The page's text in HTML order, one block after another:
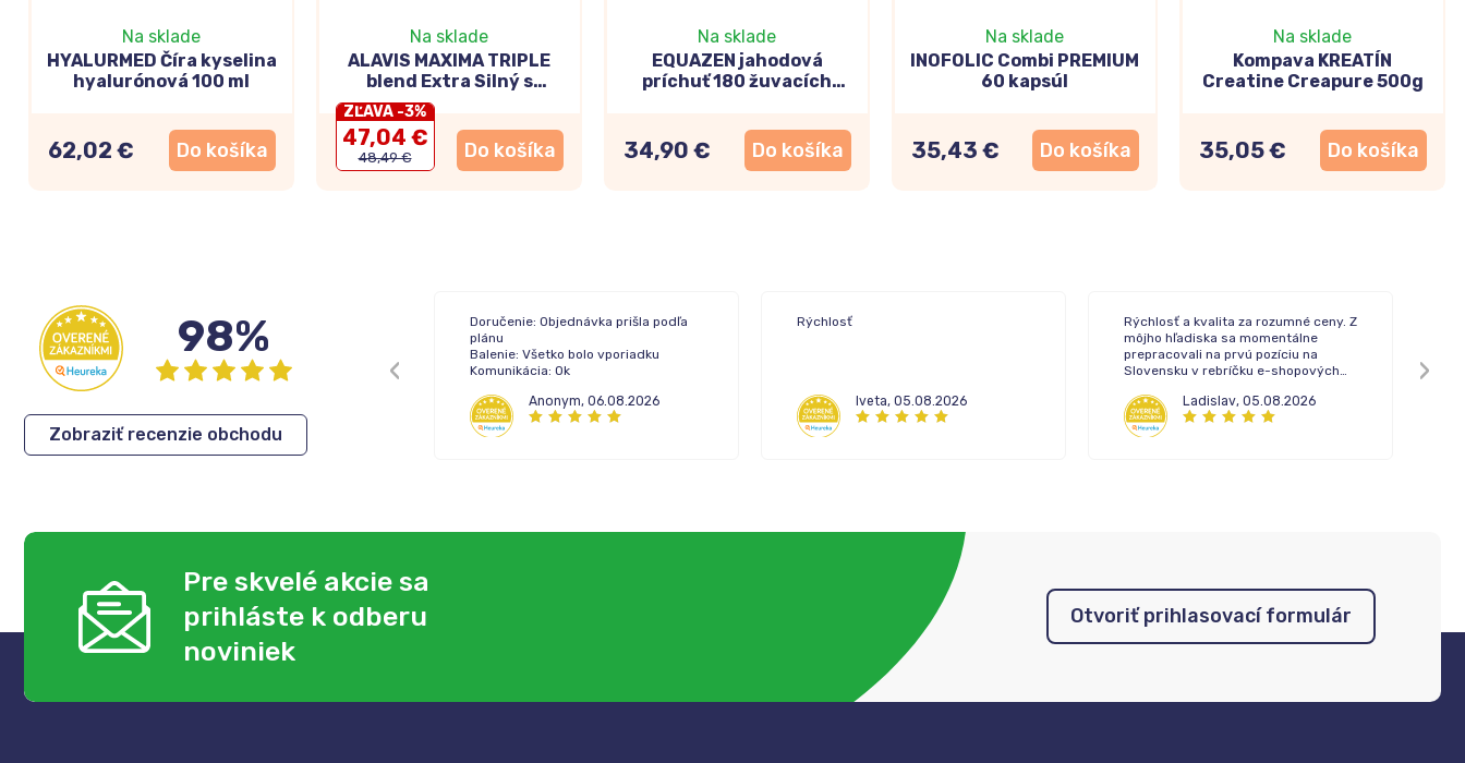
Na sklade
HYALURMED Číra kyselina
hyalurónová 100 ml
62,02 € Do košíka
Na sklade
ALAVIS MAXIMA TRIPLE
blend Extra Silný s
arómou a sladidlom 700g
ZĽAVA -3%
47,04 €
48,49 € Do košíka
Na sklade
EQUAZEN jahodová
príchuť 180 žuvacích
34,90 € Do košíka
Na sklade
INOFOLIC Combi PREMIUM
60 kapsúl
35,43 € Do košíka
Na sklade
Kompava KREATÍN
Creatine Creapure 500g
35,05 € Do košíka
98%
Zobraziť recenzie obchodu
Žiadne !
Doručenie: Objednávka prišla podľa
plánu
Balenie: Všetko bolo vporiadku
Komunikácia: Ok
Anonym, 06.08.2026
Rýchlosť
Iveta, 05.08.2026
Rýchlosť a kvalita za rozumné ceny. Z
môjho hľadiska sa momentálne
prepracovali na prvú pozíciu na
Slovensku v rebríčku e-shopových
Ladislav, 05.08.2026
Pre skvelé akcie sa
prihláste k odberu
noviniek
Otvoriť prihlasovací formulár